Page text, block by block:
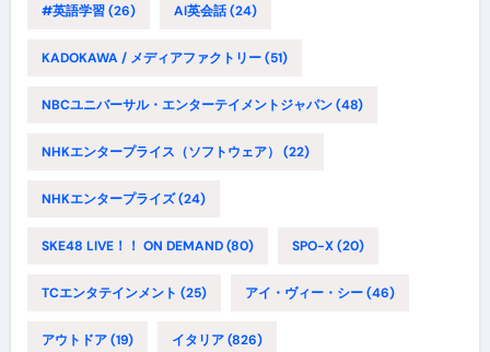
#英語学習(26) AI英会話(24)
KADOKAWA / メディアファクトリー(51)
NBCユニバーサル・エンターテイメントジャパン(48)
NHKエンタープライス（ソフトウェア） (22)
NHKエンタープライズ(24)
SKE48 LIVE！！ ON DEMAND(80) SPO-X(20)
TCエンタテインメント (25) アイ・ヴィー・シー(46)
アウトドア(19) イタリア(826)